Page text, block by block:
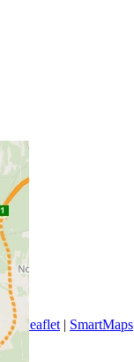
+−
Leaflet | SmartMaps